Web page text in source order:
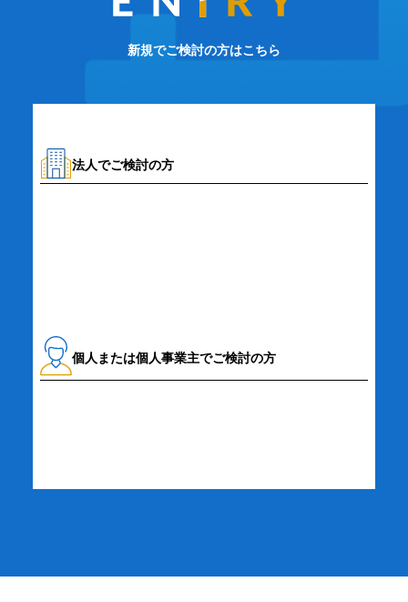
新規でご検討の方はこちら
法人でご検討の方
個人または個人事業主でご検討の方